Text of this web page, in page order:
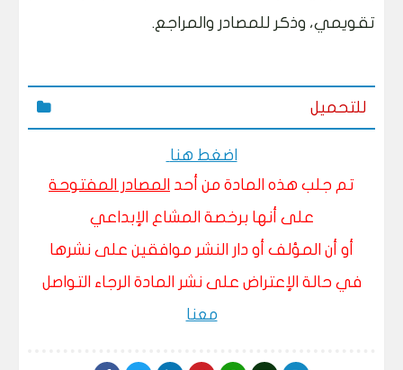
تقويمي، وذكر للمصادر والمراجع.
للتحميل
اضغط هنا
تم جلب هذه المادة من أحد المصادر المفتوحة
على أنها برخصة المشاع الإبداعي
أو أن المؤلف أو دار النشر موافقين على نشرها
في حالة الإعتراض على نشر المادة الرجاء التواصل
معنا